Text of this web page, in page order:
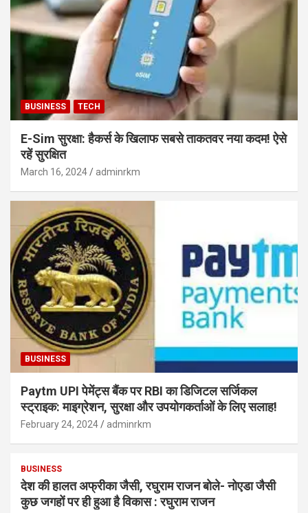
BUSINESS TECH
E-Sim सुरक्षा: हैकर्स के खिलाफ सबसे ताकतवर नया कदम! ऐसे
रहें सुरक्षित
March 16, 2024 adminrkm
BUSINESS
Paytm UPI पेमेंट्स बैंक पर RBI का डिजिटल सर्जिकल
स्ट्राइक: माइग्रेशन, सुरक्षा और उपयोगकर्ताओं के लिए सलाह!
February 24, 2024 adminrkm
BUSINESS
देश की हालत अफ्रीका जैसी, रघुराम राजन बोले- नोएडा जैसी
कुछ जगहों पर ही हुआ है विकास : रघुराम राजन